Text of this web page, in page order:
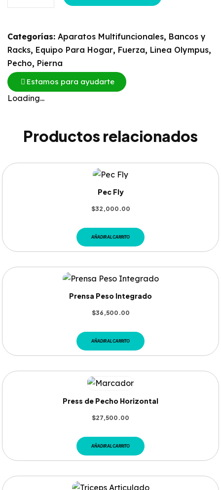
Categorías: Aparatos Multifuncionales, Bancos y
Racks, Equipo Para Hogar, Fuerza, Linea Olympus,
Pecho, Pierna
Estamos para ayudarte
Loading...
Productos relacionados
Pec Fly
$32,000.00
AÑADIR AL CARRITO
Prensa Peso Integrado
$36,500.00
AÑADIR AL CARRITO
Press de Pecho Horizontal
$27,500.00
AÑADIR AL CARRITO